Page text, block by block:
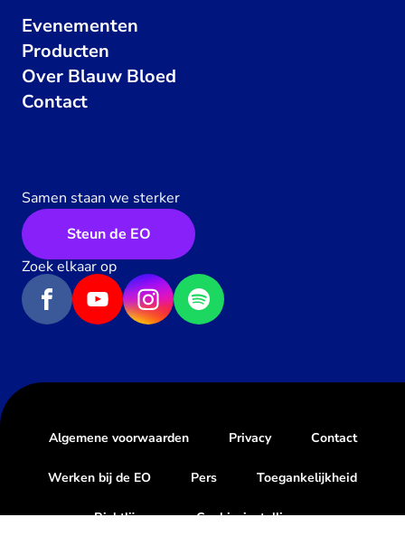
Evenementen
Producten
Over Blauw Bloed
Contact
Samen staan we sterker
Steun de EO
Zoek elkaar op
Algemene voorwaarden Privacy Contact
Werken bij de EO Pers Toegankelijkheid
Richtlijnen Cookie-instellingen